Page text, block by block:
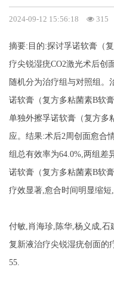
2024-09-12 15:56:18 315
摘要:目的:探讨孚诺软膏（
疗尖锐湿疣CO2激光术后创
随机分为治疗组与对照组。
诺软膏（复方多粘菌素B软膏
单独外擦孚诺软膏（复方多
应。结果:术后2周创面愈合
组总有效率为64.0%,两组差
诺软膏（复方多粘菌素B软膏
疗效显著,愈合时间明显缩短,
付敏,肖海珍,陈华,杨义成,石
复新液治疗尖锐湿疣创面的
55.